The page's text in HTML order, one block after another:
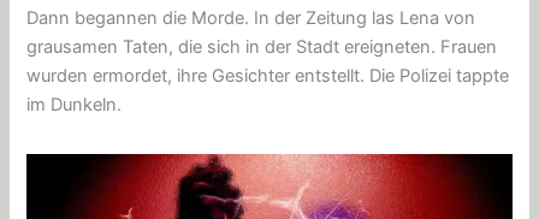
Dann begannen die Morde. In der Zeitung las Lena von
grausamen Taten, die sich in der Stadt ereigneten. Frauen
wurden ermordet, ihre Gesichter entstellt. Die Polizei tappte
im Dunkeln.